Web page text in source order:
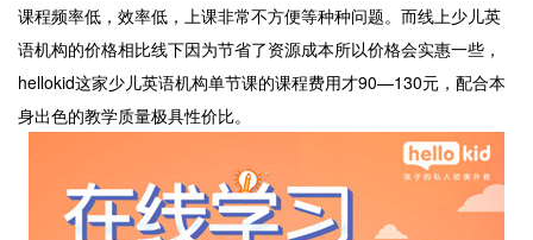
课程频率低，效率低，上课非常不方便等种种问题。而线上少儿英
语机构的价格相比线下因为节省了资源成本所以价格会实惠一些，
hellokid这家少儿英语机构单节课的课程费用才90—130元，配合本
身出色的教学质量极具性价比。